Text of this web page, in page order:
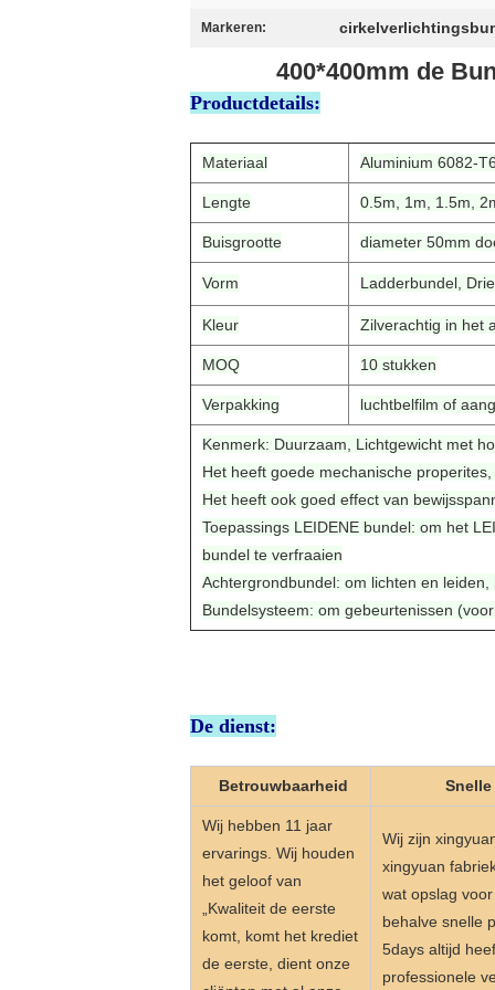
Markeren:
400*400mm de
Productdetails:
Materiaal Aluminium 6082-
Lengte 0.5m, 1m, 1.5m,
Buisgrootte diameter 50mm
Vorm Ladderbundel,
Kleur Zilverachtig in het
MOQ 10 stukken
Verpakking luchtbelfilm of
Kenmerk: Duurzaam, Lichtgewicht met
Het heeft goede mechanische
Het heeft ook goed effect van
Toepassings LEIDENE bundel: om het
bundel te verfraaien
Achtergrondbundel: om lichten en
Bundelsysteem: om gebeurtenissen
De dienst:
Betrouwbaarheid
Wij hebben 11 jaar
ervarings. Wij houden
het geloof van
„Kwaliteit de eerste
komt, komt het krediet
de eerste, dient onze
Wij zijn
xingyuan
wat opslag
behalve snelle
5days altijd
professionele